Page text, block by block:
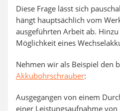
Diese Frage lässt sich
hängt hauptsächlich vom
ausgeführten Arbeit ab.
Möglichkeit eines
Nehmen wir als Beispiel den
Akkubohrschrauber:
Ausgegangen von einem
einer Leistungsaufnahme